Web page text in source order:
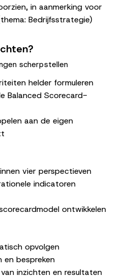
in aanmerking voor
Bedrijfsstrategie)
scherpstellen
helder formuleren
Balanced Scorecard-
aan de eigen
vier perspectieven
indicatoren
ontwikkelen
opvolgen
en bespreken
inzichten en resultaten